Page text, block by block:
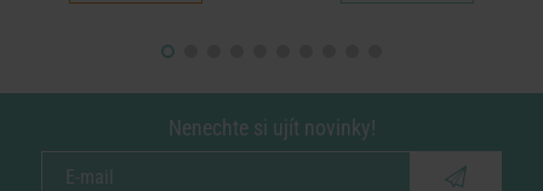
Nenechte si ujít novinky!